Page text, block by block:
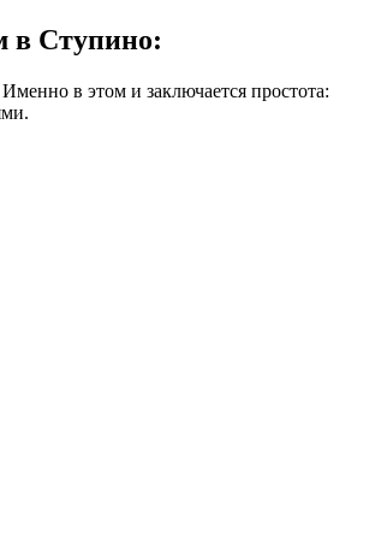
в Ступино:
в этом и заключается простота: